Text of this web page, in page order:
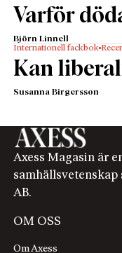
Varför
Björn Linnell
Internationell fackbok
Kan
Susanna Birgersson
Axess Magasin är
samhällsvetenskap
AB.
OM OSS
Om Axess